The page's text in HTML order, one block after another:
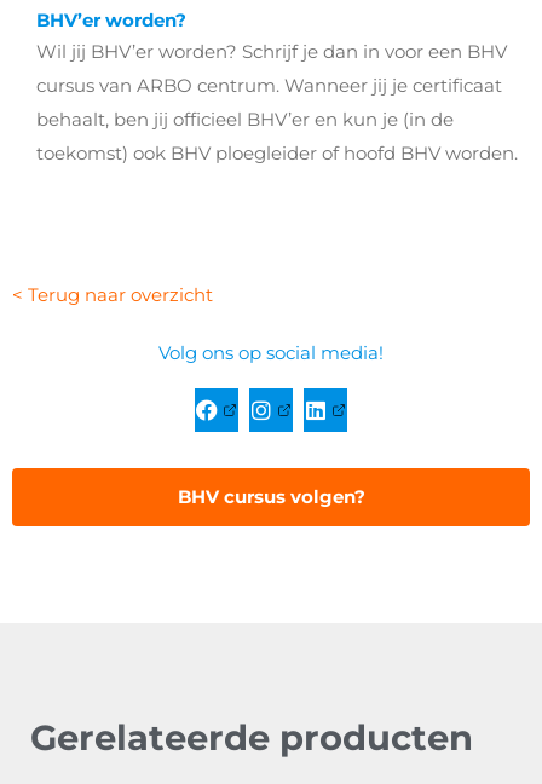
BHV’er worden?
Wil jij BHV’er worden? Schrijf je dan in voor een BHV
cursus van ARBO centrum. Wanneer jij je certificaat
behaalt, ben jij officieel BHV’er en kun je (in de
toekomst) ook BHV ploegleider of hoofd BHV worden.
< Terug naar overzicht
Volg ons op social media!
BHV cursus volgen?
Gerelateerde producten